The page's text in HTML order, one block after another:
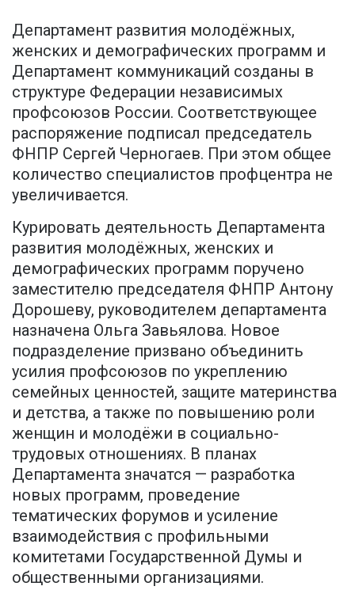
Департамент развития молодёжных,
женских и демографических программ и
Департамент коммуникаций созданы в
структуре Федерации независимых
профсоюзов России. Соответствующее
распоряжение подписал председатель
ФНПР Сергей Черногаев. При этом общее
количество специалистов профцентра не
увеличивается.
Курировать деятельность Департамента
развития молодёжных, женских и
демографических программ поручено
заместителю председателя ФНПР Антону
Дорошеву, руководителем департамента
назначена Ольга Завьялова. Новое
подразделение призвано объединить
усилия профсоюзов по укреплению
семейных ценностей, защите материнства
и детства, а также по повышению роли
женщин и молодёжи в социально-
трудовых отношениях. В планах
Департамента значатся — разработка
новых программ, проведение
тематических форумов и усиление
взаимодействия с профильными
комитетами Государственной Думы и
общественными организациями.